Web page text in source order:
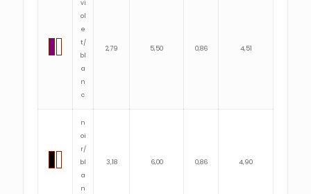
vi
ol
e
t/
bl
a
n
c
2,79 5,50 0,86 4,51
n
oi
r/
bl
a
n
3,18 6,00 0,86 4,90